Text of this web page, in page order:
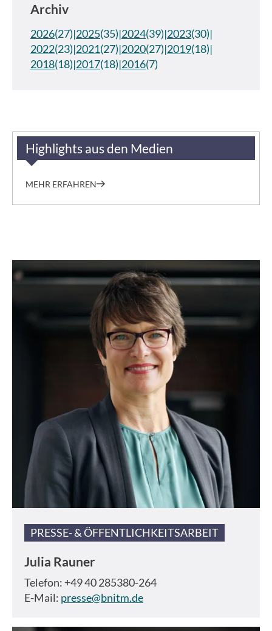
Archiv
2026(27) 2025(35) 2024(39) 2023(30)
2022(23) 2021(27) 2020(27) 2019(18)
2018(18) 2017(18) 2016(7)
Highlights aus den Medien
MEHR ERFAHREN
PRESSE- & ÖFFENTLICHKEITSARBEIT
Julia Rauner
Telefon: +49 40 285380-264
E-Mail: presse@bnitm.de